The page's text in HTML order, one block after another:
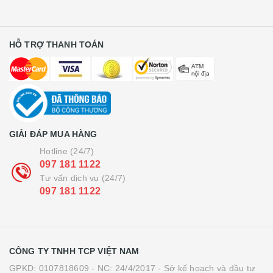
HỖ TRỢ THANH TOÁN
GIẢI ĐÁP MUA HÀNG
Hotline (24/7)
097 181 1122
Tư vấn dịch vụ (24/7)
097 181 1122
CÔNG TY TNHH TCP VIỆT NAM
GPKD: 0107818609 - NC: 24/4/2017 - Sở kế hoạch và đầu tư